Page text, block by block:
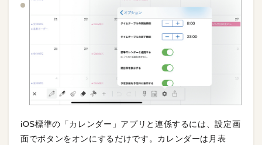
iOS標準の「カレンダー」アプリと連係するには、設定画
面でボタンをオンにするだけです。カレンダーは月表